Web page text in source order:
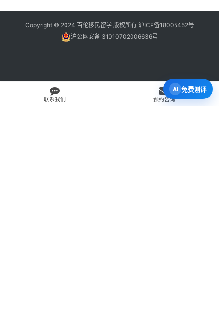
Copyright © 2024 百伦移民留学 版权所有 沪ICP备18005452号
沪公网安备 31010702006636号
联系我们 预约咨询
免费测评